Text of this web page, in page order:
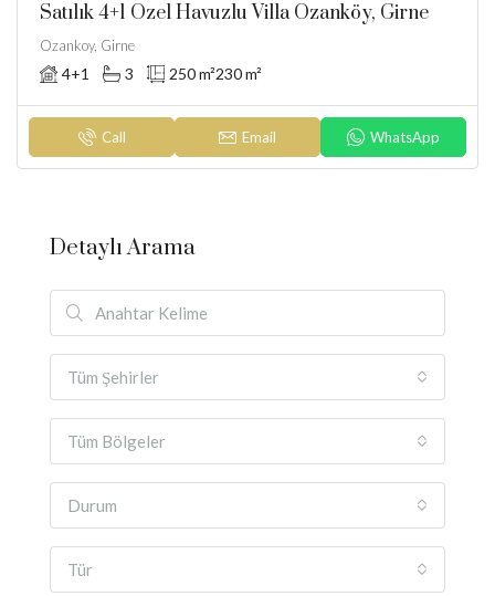
Satılık 4+1 Özel Havuzlu Villa Ozanköy, Girne
Ozankoy, Girne
4+1 3 250 m²230 m²
Call Email WhatsApp
Detaylı Arama
Tüm Şehirler
Tüm Bölgeler
Durum
Tür